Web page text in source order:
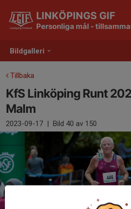
Bildgalleri
LINKÖPINGS GIF
Personliga mål -
Tillbaka
KfS Linköping Runt
Malm
2023-09-17 | Bild 40 av 150